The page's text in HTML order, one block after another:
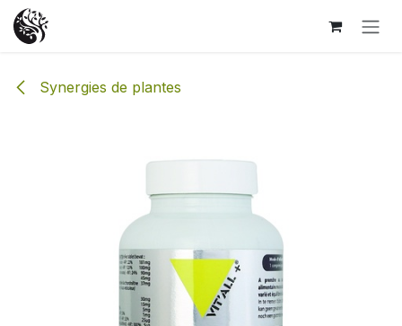
Se rendre au contenu
Synergies de plantes